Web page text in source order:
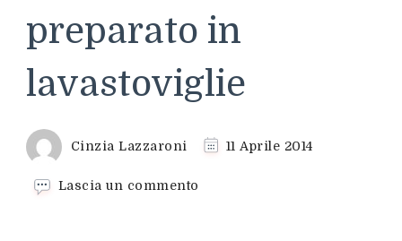
preparato in
lavastoviglie
Cinzia Lazzaroni 11 Aprile 2014
Lascia un commento